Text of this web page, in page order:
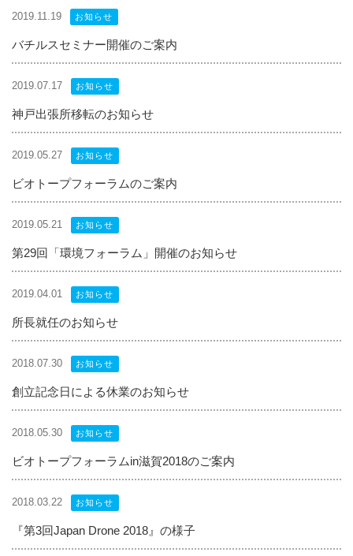
2019.11.19 お知らせ
バチルスセミナー開催のご案内
2019.07.17 お知らせ
神戸出張所移転のお知らせ
2019.05.27 お知らせ
ビオトープフォーラムのご案内
2019.05.21 お知らせ
第29回「環境フォーラム」開催のお知らせ
2019.04.01 お知らせ
所長就任のお知らせ
2018.07.30 お知らせ
創立記念日による休業のお知らせ
2018.05.30 お知らせ
ビオトープフォーラムin滋賀2018のご案内
2018.03.22 お知らせ
『第3回Japan Drone 2018』の様子